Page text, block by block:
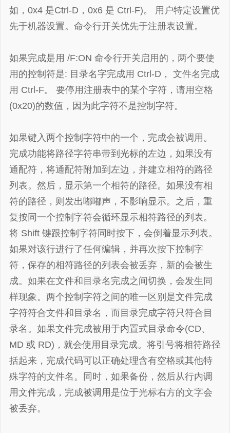
如，0x4 是Ctrl-D，0x6 是 Ctrl-F)。 用户特定设置优
先于机器设置。命令行开关优先于注册表设置。
如果完成是用 /F:ON 命令行开关启用的，两个要使
用的控制符是: 目录名字完成用 Ctrl-D， 文件名完成
用 Ctrl-F。 要停用注册表中的某个字符，请用空格
(0x20)的数值，因为此字符不是控制字符。
如果键入两个控制字符中的一个，完成会被调用。
完成功能将路径字符串带到光标的左边，如果没有
通配符，将通配符附加到左边，并建立相符的路径
列表。然后，显示第一个相符的路径。如果没有相
符的路径，则发出嘟嘟声，不影响显示。之后，重
复按同一个控制字符会循环显示相符路径的列表。
将 Shift 键跟控制字符同时按下，会倒着显示列表。
如果对该行进行了任何编辑，并再次按下控制字
符，保存的相符路径的列表会被丢弃，新的会被生
成。如果在文件和目录名完成之间切换，会发生同
样现象。两个控制字符之间的唯一区别是文件完成
字符符合文件和目录名，而目录完成字符只符合目
录名。如果文件完成被用于内置式目录命令(CD、
MD 或 RD)，就会使用目录完成。将引号将相符路径
括起来，完成代码可以正确处理含有空格或其他特
殊字符的文件名。同时，如果备份，然后从行内调
用文件完成，完成被调用是位于光标右方的文字会
被丢弃。